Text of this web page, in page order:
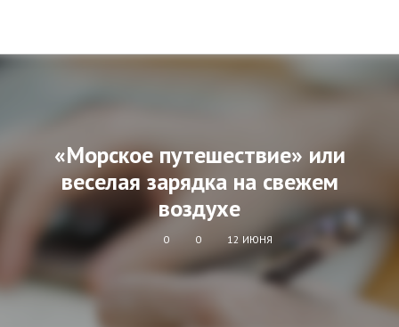
«Морское путешествие» или
веселая зарядка на свежем
воздухе
0 0 12 ИЮНЯ